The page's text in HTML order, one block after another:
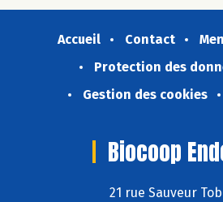
Accueil Contact
Protection des
Gestion des cookies
Biocoop
21 rue Sauveur